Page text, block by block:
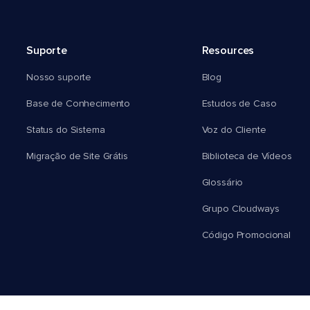
Suporte
Nosso suporte
Base de Conhecimento
Status do Sistema
Migração de Site Grátis
Resources
Blog
Estudos de Caso
Voz do Cliente
Biblioteca de Vídeos
Glossário
Grupo Cloudways
Código Promocional